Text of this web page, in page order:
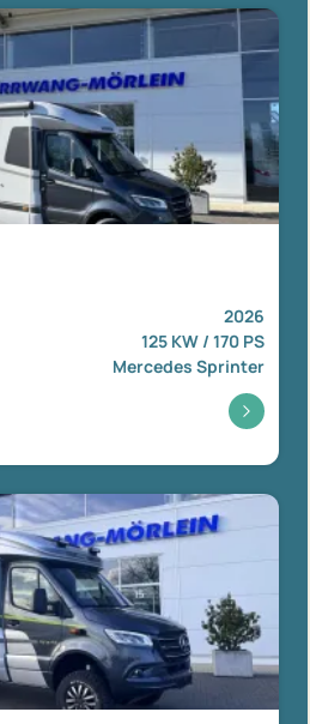
2026
125 KW / 170 PS
Mercedes Sprinter